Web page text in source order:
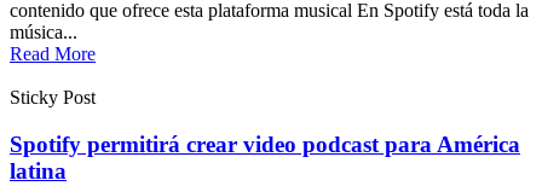
contenido que ofrece esta plataforma musical En Spotify está toda la
música...
Read More
Sticky Post
Spotify permitirá crear video podcast para América
latina